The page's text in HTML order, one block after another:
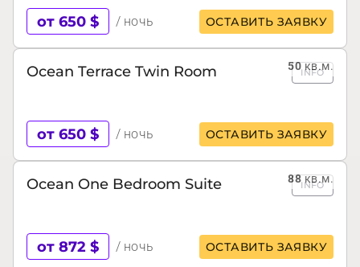
от 650 $ / ночь ОСТАВИТЬ ЗАЯВКУ
50кв.м.
Ocean Terrace Twin Room INFO
от 650 $ / ночь ОСТАВИТЬ ЗАЯВКУ
88кв.м.
Ocean One Bedroom Suite INFO
от 872 $ / ночь ОСТАВИТЬ ЗАЯВКУ